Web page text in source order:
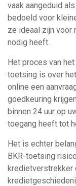
vaak aangeduid als
bedoeld voor
ze ideaal zijn voor
nodig heeft.
Het proces van
toetsing is over
online een
goedkeuring
binnen 24 uur op
toegang heeft tot
Het is echter
BKR-toetsing
kredietverstrekker